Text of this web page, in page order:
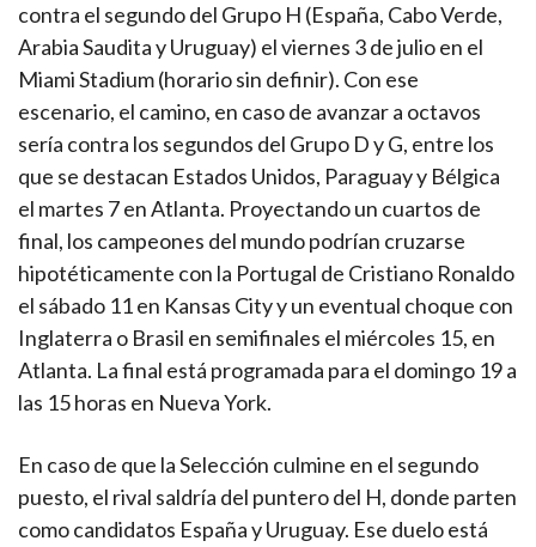
contra el segundo del Grupo H (España, Cabo Verde,
Arabia Saudita y Uruguay) el viernes 3 de julio en el
Miami Stadium (horario sin definir). Con ese
escenario, el camino, en caso de avanzar a octavos
sería contra los segundos del Grupo D y G, entre los
que se destacan Estados Unidos, Paraguay y Bélgica
el martes 7 en Atlanta. Proyectando un cuartos de
final, los campeones del mundo podrían cruzarse
hipotéticamente con la Portugal de Cristiano Ronaldo
el sábado 11 en Kansas City y un eventual choque con
Inglaterra o Brasil en semifinales el miércoles 15, en
Atlanta. La final está programada para el domingo 19 a
las 15 horas en Nueva York.
En caso de que la Selección culmine en el segundo
puesto, el rival saldría del puntero del H, donde parten
como candidatos España y Uruguay. Ese duelo está